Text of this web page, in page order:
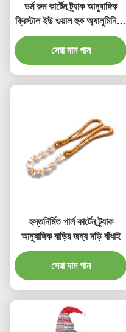
ডর্ম রুম কার্টেন ট্র্যাক আনুষাঙ্গিক
ক্রিস্টাল ইউ ওয়াল হুক অ্যালুমিনিয়াম
কার্টেন হোল্ডব্যাক
সেরা দাম পান
হস্তনির্মিত পার্ল কার্টেন ট্র্যাক
আনুষাঙ্গিক বাড়ির জন্য দড়ি বাঁধাই
সেরা দাম পান